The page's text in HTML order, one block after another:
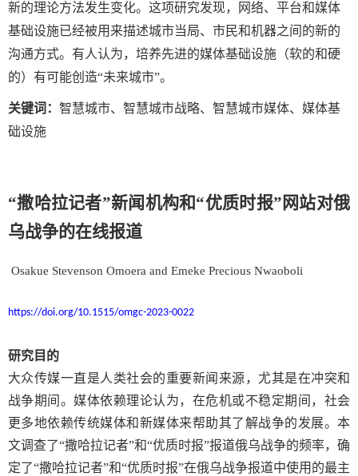
新的理论方法发生变化。这项研究发现，网络、平台和媒体
基础设施已经被用来描述城市当局、市民和机器之间的新的
沟通方式。有人认为，培养先进的媒体基础设施（软的和硬
的）有可能创造“未来城市”。
关键词： 智慧城市、智慧城市战略、智慧城市媒体、媒体基
础设施
“撒哈拉记者”新闻机构和“优质时报”网站对俄
乌战争的在线报道
Osakue Stevenson Omoera and Emeke Precious Nwaoboli
https://doi.org/10.1515/omgc-2023-0022
研究目的
大众传媒一直是人类社会的重要新闻来源，尤其是在冲突和
战争期间。媒体依赖理论认为，在危机或不稳定期间，社会
更多地依赖传统媒体和新媒体来帮助其了解战争的发展。本
文调查了“撒哈拉记者”和“优质时报”报道俄乌战争的频率，确
定了“撒哈拉记者”和“优质时报”在俄乌战争报道中使用的最主